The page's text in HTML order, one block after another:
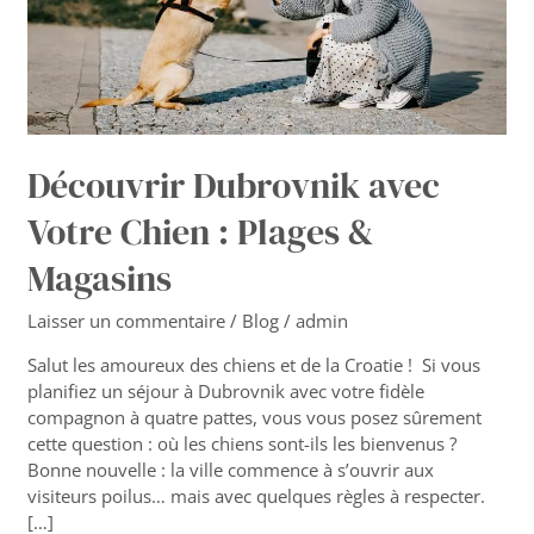
Découvrir Dubrovnik avec
Votre Chien : Plages &
Magasins
Laisser un commentaire / Blog /admin
Salut les amoureux des chiens et de la Croatie ! Si vous
planifiez un séjour à Dubrovnik avec votre fidèle
compagnon à quatre pattes, vous vous posez sûrement
cette question : où les chiens sont-ils les bienvenus ?
Bonne nouvelle : la ville commence à s’ouvrir aux
visiteurs poilus… mais avec quelques règles à respecter.
[…]
&
Magasins